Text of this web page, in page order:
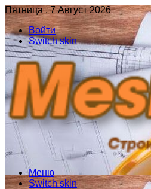
Пятница , 7 Август 2026
Войти
Switch skin
Меню
Switch skin